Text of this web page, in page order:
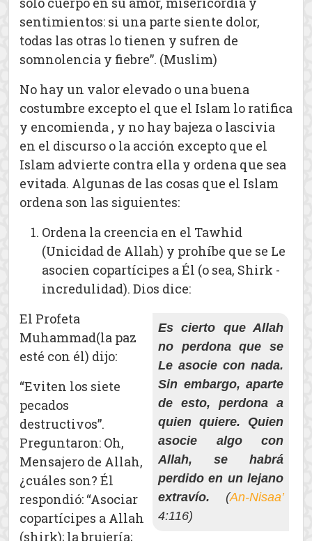
sentimientos: si una parte siente dolor,
todas las otras lo tienen y sufren de
somnolencia y fiebre”. (Muslim)
No hay un valor elevado o una buena
costumbre excepto el que el Islam lo ratifica
y encomienda , y no hay bajeza o lascivia
en el discurso o la acción excepto que el
Islam advierte contra ella y ordena que sea
evitada. Algunas de las cosas que el Islam
ordena son las siguientes:
Ordena la creencia en el Tawhid
(Unicidad de Allah) y prohíbe que se Le
asocien copartícipes a Él (o sea, Shirk -
incredulidad). Dios dice:
Es cierto que Allah
no perdona que se
Le asocie con nada.
Sin embargo, aparte
de esto, perdona a
quien quiere. Quien
asocie algo con
Allah, se habrá
perdido en un lejano
extravío. (An-Nisaa’
4:116)
El Profeta
Muhammad(la paz
esté con él) dijo:
“Eviten los siete
pecados
destructivos”.
Preguntaron: Oh,
Mensajero de Allah,
¿cuáles son? Él
respondió: “Asociar
copartícipes a Allah
(shirk); la brujería;